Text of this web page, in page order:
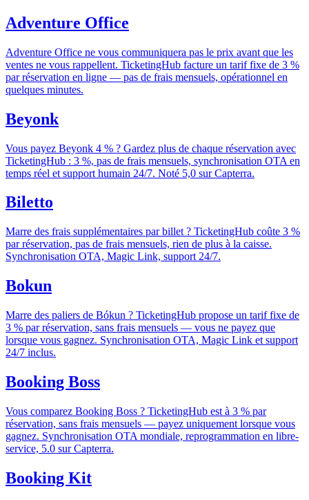
Adventure Office
Adventure Office ne vous communiquera pas le prix avant que les
ventes ne vous rappellent. TicketingHub facture un tarif fixe de 3 %
par réservation en ligne — pas de frais mensuels, opérationnel en
quelques minutes.
Beyonk
Vous payez Beyonk 4 % ? Gardez plus de chaque réservation avec
TicketingHub : 3 %, pas de frais mensuels, synchronisation OTA en
temps réel et support humain 24/7. Noté 5,0 sur Capterra.
Biletto
Marre des frais supplémentaires par billet ? TicketingHub coûte 3 %
par réservation, pas de frais mensuels, rien de plus à la caisse.
Synchronisation OTA, Magic Link, support 24/7.
Bokun
Marre des paliers de Bókun ? TicketingHub propose un tarif fixe de
3 % par réservation, sans frais mensuels — vous ne payez que
lorsque vous gagnez. Synchronisation OTA, Magic Link et support
24/7 inclus.
Booking Boss
Vous comparez Booking Boss ? TicketingHub est à 3 % par
réservation, sans frais mensuels — payez uniquement lorsque vous
gagnez. Synchronisation OTA mondiale, reprogrammation en libre-
service, 5.0 sur Capterra.
Booking Kit